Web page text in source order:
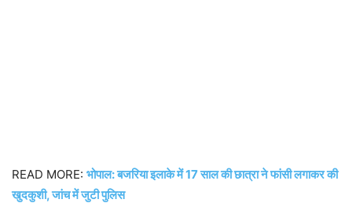
READ MORE: भोपाल: बजरिया इलाके में 17 साल की छात्रा ने फांसी लगाकर की
खुदकुशी, जांच में जुटी पुलिस